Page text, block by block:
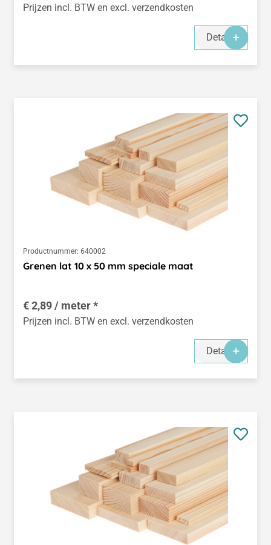
Prijzen incl. BTW en excl. verzendkosten
Details
Productnummer: 640002
Grenen lat 10 x 50 mm speciale maat
€ 2,89 / meter *
Prijzen incl. BTW en excl. verzendkosten
Details